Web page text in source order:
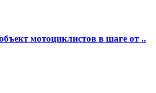
мотоциклистов в шаге от ..